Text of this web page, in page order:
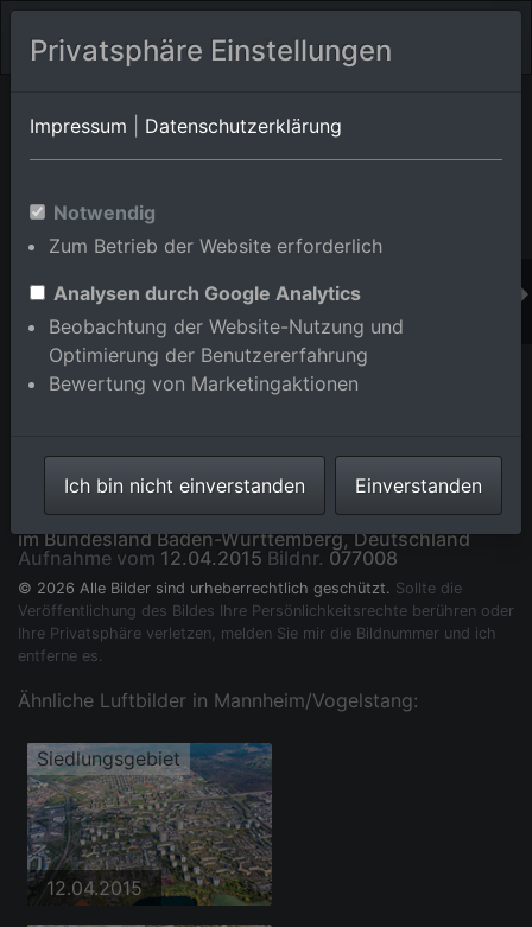
Orts-Album von Mannheim/Vogelstang
Württemberg,Deutschland
Im Shop bestellen
Siedlungsgebiet im Ortsteil Vogelstang in Mannheim
im Bundesland Baden-Württemberg, Deutschland
Aufnahme vom 12.04.2015 Bildnr. 077008
© 2026 Alle Bilder sind urheberrechtlich geschützt. Sollte die
Veröffentlichung des Bildes Ihre Persönlichkeitsrechte berühren oder
Ihre Privatsphäre verletzen, melden Sie mir die Bildnummer und ich
entferne es.
Ähnliche Luftbilder in Mannheim/Vogelstang:
Siedlungsgebiet
12.04.2015
Privatsphäre Einstellungen
Impressum Datenschutzerklärung
Notwendig
Zum Betrieb der Website erforderlich
Analysen durch Google Analytics
Beobachtung der Website-Nutzung und
Optimierung der Benutzererfahrung
Bewertung von Marketingaktionen
Ich bin nicht einverstanden Einverstanden